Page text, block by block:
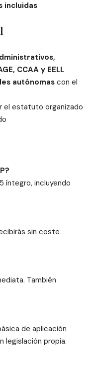
incluidas
CCAA y EELL
autónomascon el
el estatuto organizado
íntegro, incluyendo
sin coste
También
de aplicación
legislación propia.